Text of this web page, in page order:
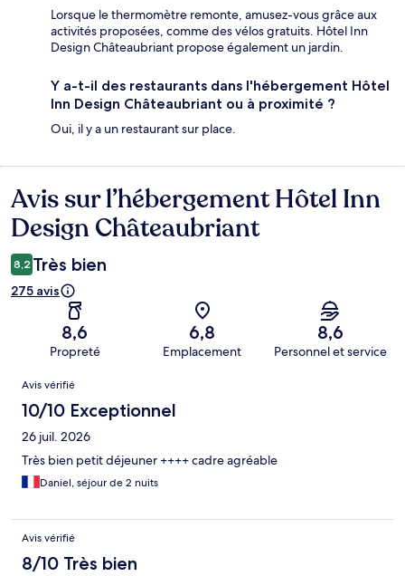
Lorsque le thermomètre remonte, amusez-vous grâce aux
activités proposées, comme des vélos gratuits. Hôtel Inn
Design Châteaubriant propose également un jardin.
Y a-t-il des restaurants dans l'hébergement Hôtel
Inn Design Châteaubriant ou à proximité ?
Oui, il y a un restaurant sur place.
Avis
Avis sur l’hébergement Hôtel Inn
Design Châteaubriant
8,2 Très bien
275 avis
8,6
Propreté
6,8
Emplacement
8,6
Personnel et service
Avis
Avis vérifié
10/10 Exceptionnel
26 juil. 2026
Très bien petit déjeuner ++++ cadre agréable
Daniel, séjour de 2 nuits
Avis vérifié
8/10 Très bien